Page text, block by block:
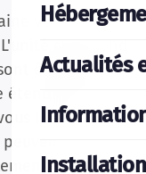
Actualités
vous offre
comprend
équipées de
à une
le souhaitez.
y
2 toilettes